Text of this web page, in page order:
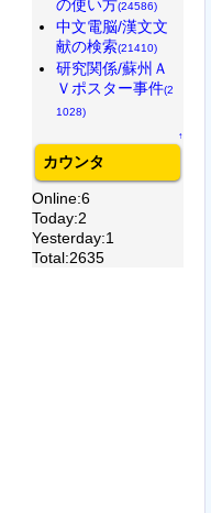
の使い方(24586)
中文電脳/漢文文
献の検索(21410)
研究関係/蘇州Ａ
Ｖポスター事件(2
1028)
↑
カウンタ
Online:6
Today:2
Yesterday:1
Total:2635